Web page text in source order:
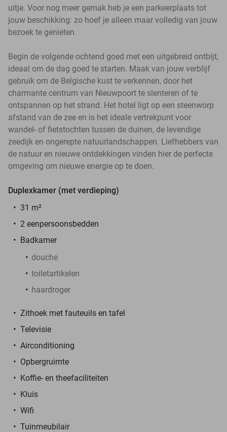
uitje. Voor nog meer gemak heb je een parkeerplaats tot
jouw beschikking: zo hoef je alleen maar volledig van jouw
bezoek te genieten.
Begin de volgende ochtend goed met een uitgebreid ontbijt,
ideaal om de dag goed te starten. Maak van jouw verblijf
gebruik om de Belgische kust te verkennen, door het
charmante centrum van Nieuwpoort te slenteren of te
ontspannen op het strand. Het hotel ligt op een steenworp
afstand van de zee en is het ideale vertrekpunt voor
wandel- of fietstochten tussen de duinen, de levendige
zeedijk en ongerepte natuurlandschappen. Liefhebbers van
de natuur en nieuwe ontdekkingen vinden hier de perfecte
omgeving om nieuwe energie op te doen.
Duplexkamer (met verdieping)
31 m²
2 eenpersoonsbedden
Badkamer
douche
toiletartikelen
haardroger
Zithoek met fauteuils en tafel
Televisie
Airconditioning
Opbergruimte
Koffie- en theefaciliteiten
Kluis
Wifi
Tuinmeubilair